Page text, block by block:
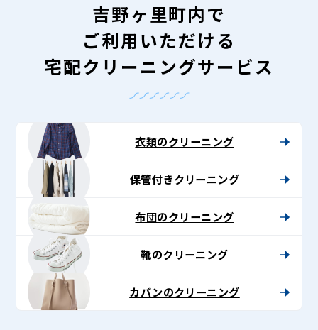
Lenet〈リ
ト〉
吉野ヶ里町内で
ご利用いただける
宅配クリーニングサービス
衣類のクリーニング
保管付きクリーニング
布団のクリーニング
靴のクリーニング
カバンのクリーニング